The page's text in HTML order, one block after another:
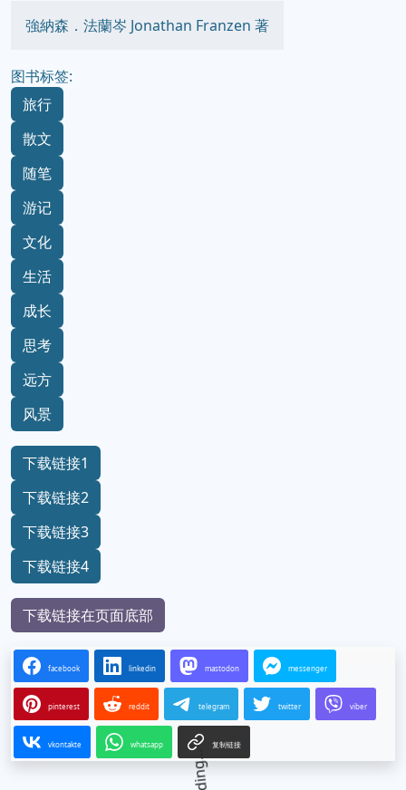
強納森．法蘭岑 Jonathan Franzen 著
图书标签:
旅行
散文
随笔
游记
文化
生活
成长
思考
远方
风景
下载链接1
下载链接2
下载链接3
下载链接4
下载链接在页面底部
facebook linkedin mastodon messenger
pinterest reddit telegram twitter viber
vkontakte whatsapp 复制链接